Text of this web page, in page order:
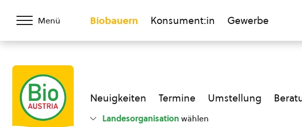
Menü Biobauern Konsument:in Gewerbe
Neuigkeiten Termine Umstellung
Landesorganisation wählen